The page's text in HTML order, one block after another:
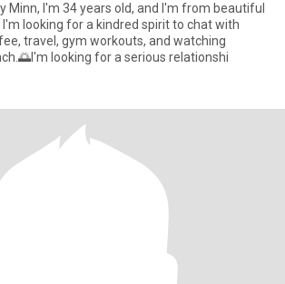
Minn, I'm 34 years old, and I'm from beautiful
I'm looking for a kindred spirit to chat with
travel, gym workouts, and watching
looking for a serious relationshi